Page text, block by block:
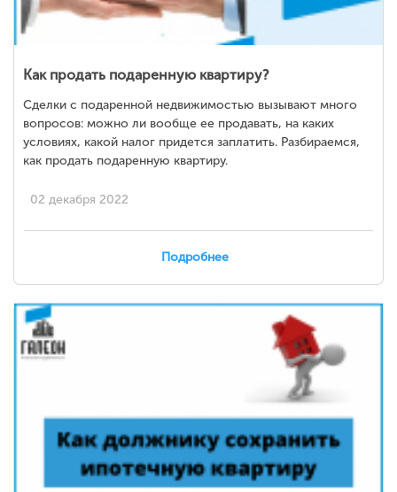
Как продать подаренную квартиру?
Сделки с подаренной недвижимостью вызывают много
вопросов: можно ли вообще ее продавать, на каких
условиях, какой налог придется заплатить. Разбираемся,
как продать подаренную квартиру.
02 декабря 2022
Подробнее